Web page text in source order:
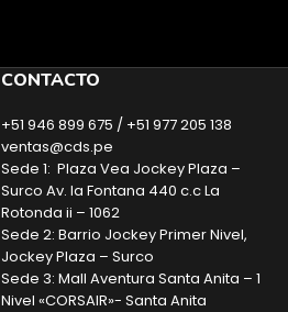
CONTACTO
+51 946 899 675 / +51 977 205 138
ventas@cds.pe
Sede 1: Plaza Vea Jockey Plaza –
Surco Av. la Fontana 440 c.c La
Rotonda ii – 1062
Sede 2: Barrio Jockey Primer Nivel,
Jockey Plaza – Surco
Sede 3: Mall Aventura Santa Anita – 1
Nivel «CORSAIR»- Santa Anita